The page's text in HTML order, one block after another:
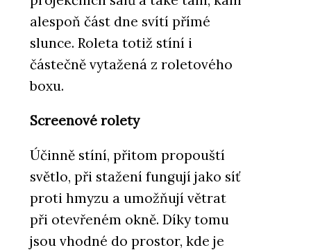
alespoň část dne svítí přímé
slunce. Roleta totiž stíní i
částečně vytažená z roletového
boxu.
Screenové rolety
Účinně stíní, přitom propouští
světlo, při stažení fungují jako síť
proti hmyzu a umožňují větrat
při otevřeném okně. Díky tomu
jsou vhodné do prostor, kde je